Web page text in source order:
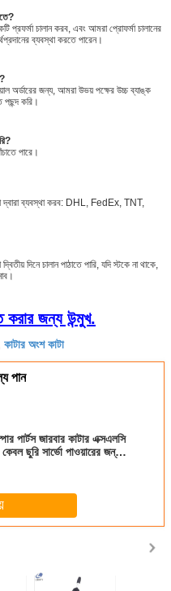
চালান করব, এবং আমরা প্রোফর্মা চালানের
ব্যবস্থা করতে পারেন।
অর্ডারের জন্য, আমরা উভয় পক্ষের উচ্চ ব্যাঙ্ক
পছন্দ করি।
পারে।
দ্বারা ব্যবস্থা করব: DHL, FedEx, TNT,
দিনে চালান পাঠাতে পারি, যদি স্টকে না থাকে,
জন্য উন্মুখ.
কাটার অংশ কাটা
পান
পার্টস জারবার কাটার এক্সএলসি
ছুরি সার্ভো পাওয়ারের জন্য